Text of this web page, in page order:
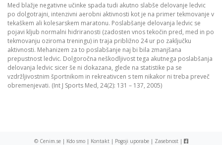
Med blažje negativne učinke spada tudi akutno slabše delovanje ledvic
po dolgotrajni, intenzivni aerobni aktivnosti kot je na primer tekmovanje v
tekaškem ali kolesarskem maratonu. Poslabšanje delovanja ledvic se
pojavi kljub normalni hidriranosti (zadosten vnos tekočin pred, med in po
tekmovanju oziroma treningu) in traja približno 24 ur po zaključku
aktivnosti. Mehanizem za to poslabšanje naj bi bila zmanjšana
prepustnost ledvic. Dolgoročna neškodljivost tega akutnega poslabšanja
delovanja ledvic sicer še ni dokazana, glede na statistike pa se
vzdržljivostnim športnikom in rekreativcen s tem nikakor ni treba preveč
obremenjevati. (Int J Sports Med, 24(2): 131 – 137, 2005)
© Cenim.se | Kdo smo| Kontakt| Pogoji uporabe| Zasebnost|